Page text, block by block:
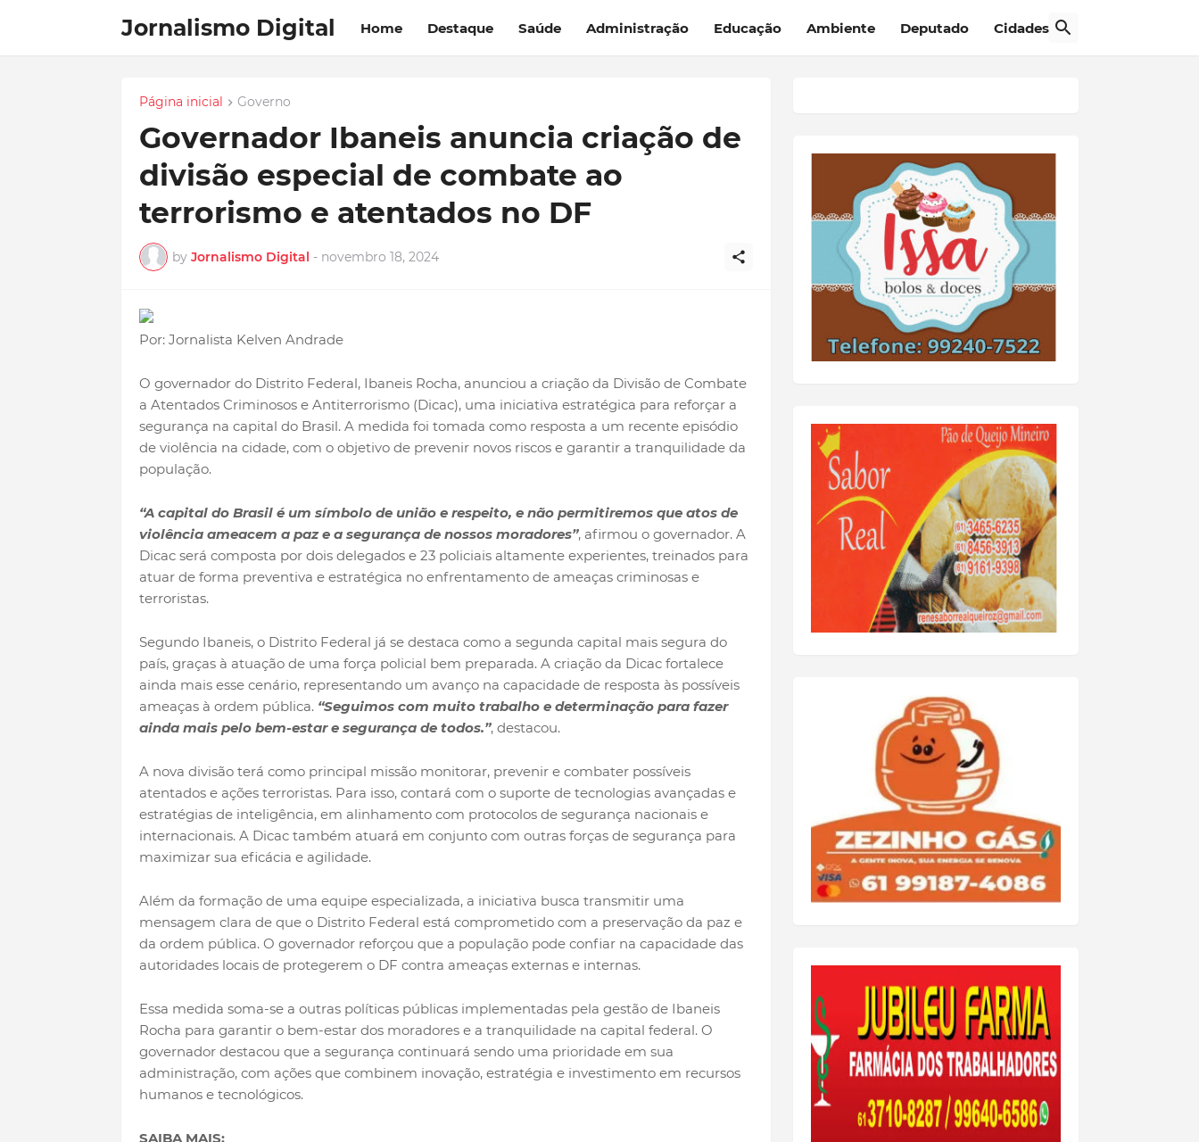
Jornalismo Digital Home Destaque Saúde Administração Educação Ambiente Deputado Cidades
Página inicial Governo
Governador Ibaneis anuncia criação de
divisão especial de combate ao
terrorismo e atentados no DF
by Jornalismo Digital - novembro 18, 2024
Por: Jornalista Kelven Andrade
O governador do Distrito Federal, Ibaneis Rocha, anunciou a criação da Divisão de Combate
a Atentados Criminosos e Antiterrorismo (Dicac), uma iniciativa estratégica para reforçar a
segurança na capital do Brasil. A medida foi tomada como resposta a um recente episódio
de violência na cidade, com o objetivo de prevenir novos riscos e garantir a tranquilidade da
população.
“A capital do Brasil é um símbolo de união e respeito, e não permitiremos que atos de
violência ameacem a paz e a segurança de nossos moradores”, afirmou o governador. A
Dicac será composta por dois delegados e 23 policiais altamente experientes, treinados para
atuar de forma preventiva e estratégica no enfrentamento de ameaças criminosas e
terroristas.
Segundo Ibaneis, o Distrito Federal já se destaca como a segunda capital mais segura do
país, graças à atuação de uma força policial bem preparada. A criação da Dicac fortalece
ainda mais esse cenário, representando um avanço na capacidade de resposta às possíveis
ameaças à ordem pública. “Seguimos com muito trabalho e determinação para fazer
ainda mais pelo bem-estar e segurança de todos.”, destacou.
A nova divisão terá como principal missão monitorar, prevenir e combater possíveis
atentados e ações terroristas. Para isso, contará com o suporte de tecnologias avançadas e
estratégias de inteligência, em alinhamento com protocolos de segurança nacionais e
internacionais. A Dicac também atuará em conjunto com outras forças de segurança para
maximizar sua eficácia e agilidade.
Além da formação de uma equipe especializada, a iniciativa busca transmitir uma
mensagem clara de que o Distrito Federal está comprometido com a preservação da paz e
da ordem pública. O governador reforçou que a população pode confiar na capacidade das
autoridades locais de protegerem o DF contra ameaças externas e internas.
Essa medida soma-se a outras políticas públicas implementadas pela gestão de Ibaneis
Rocha para garantir o bem-estar dos moradores e a tranquilidade na capital federal. O
governador destacou que a segurança continuará sendo uma prioridade em sua
administração, com ações que combinem inovação, estratégia e investimento em recursos
humanos e tecnológicos.
SAIBA MAIS: